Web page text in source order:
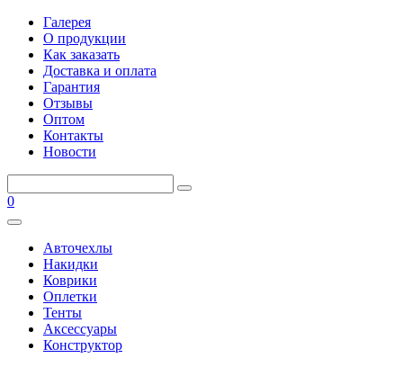
Галерея
О продукции
Как заказать
Доставка и оплата
Гарантия
Отзывы
Оптом
Контакты
Новости
0
Авточехлы
Накидки
Коврики
Оплетки
Тенты
Аксессуары
Конструктор